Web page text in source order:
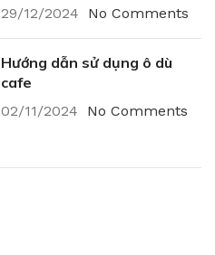
29/12/2024 No Comments
Hướng dẫn sử dụng ô dù
cafe
02/11/2024 No Comments